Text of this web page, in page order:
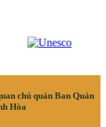
chủ quản Ban Quản
Hòa